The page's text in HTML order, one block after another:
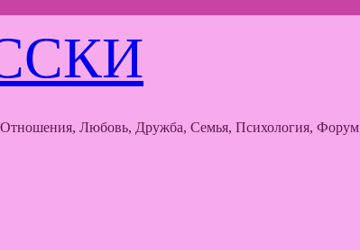
Любовь, Дружба, Семья, Психология, Форум